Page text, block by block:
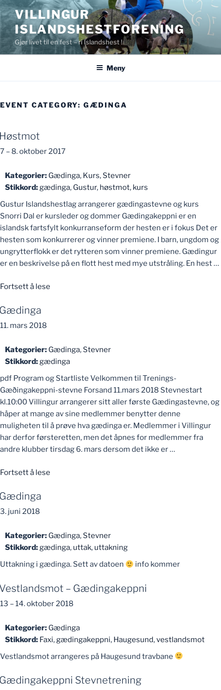
Gå
til
innhold
VILLINGUR
ISLANDSHESTFORENING
Gjør livet til en fest – ri Islandshest !
Meny
EVENT CATEGORY:GÆDINGA
7 – 8. oktober 2017
Kategorier: Gædinga, Kurs, Stevner
Stikkord:gædinga, Gustur, høstmot, kurs
Gustur Islandshestlag arrangerer gædingastevne og kurs
Snorri Dal er kursleder og dommer Gædingakeppni er en
islandsk fartsfylt konkurranseform der hesten er i fokus Det er
hesten som konkurrerer og vinner premiene. I barn, ungdom og
ungrytterflokk er det rytteren som vinner premiene. Gædingur
er en beskrivelse på en flott hest med mye utstråling. En hest …
Fortsett å lese
11. mars 2018
Kategorier: Gædinga, Stevner
Stikkord:gædinga
pdf Program og Startliste Velkommen til Trenings-
Gæðingakeppni-stevne Forsand 11.mars 2018 Stevnestart
kl.10:00 Villingur arrangerer sitt aller første Gædingastevne, og
håper at mange av sine medlemmer benytter denne
muligheten til å prøve hva gædinga er. Medlemmer i Villingur
har derfor førsteretten, men det åpnes for medlemmer fra
andre klubber tirsdag 6. mars dersom det ikke er …
Fortsett å lese
3. juni 2018
Kategorier: Gædinga, Stevner
Stikkord:gædinga, uttak, uttakning
Uttakning i gædinga. Sett av datoen
info kommer
– Gædingakeppni
13 –14. oktober 2018
Kategorier: Gædinga
Stikkord: Faxi, gædingakeppni, Haugesund,vestlandsmot
Vestlandsmot arrangeres på Haugesund travbane
Stevnetrening